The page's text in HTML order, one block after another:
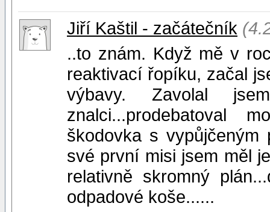
Jiří Kaštil - začátečník
..to znám. Když mě v
reaktivací řopíku, začal
výbavy. Zavolal
znalci...prodebatoval
škodovka s vypůjčeným
své první misi jsem měl
relativně skromný
odpadové koše......